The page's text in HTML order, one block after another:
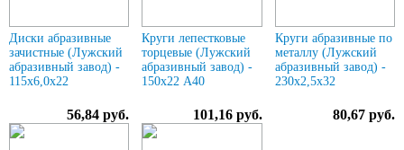
Диски абразивные
зачистные (Лужский
абразивный завод) -
115х6,0х22
56,84 руб.
Круги лепестковые
торцевые (Лужский
абразивный завод) -
150х22 А40
101,16 руб.
Круги абразивные по
металлу (Лужский
абразивный завод) -
230х2,5х32
80,67 руб.